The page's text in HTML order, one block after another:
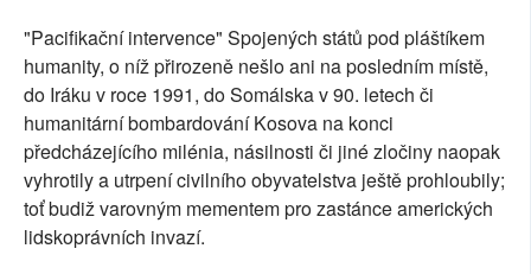
"Pacifikační intervence" Spojených států pod pláštíkem
humanity, o níž přirozeně nešlo ani na posledním místě,
do Iráku v roce 1991, do Somálska v 90. letech či
humanitární bombardování Kosova na konci
předcházejícího milénia, násilnosti či jiné zločiny naopak
vyhrotily a utrpení civilního obyvatelstva ještě prohloubily;
toť budiž varovným mementem pro zastánce amerických
lidskoprávních invazí.